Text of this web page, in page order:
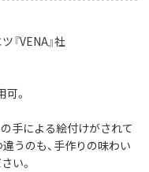
『VENA』社
。
手による絵付けがされて
うのも、手作りの味わい
い。